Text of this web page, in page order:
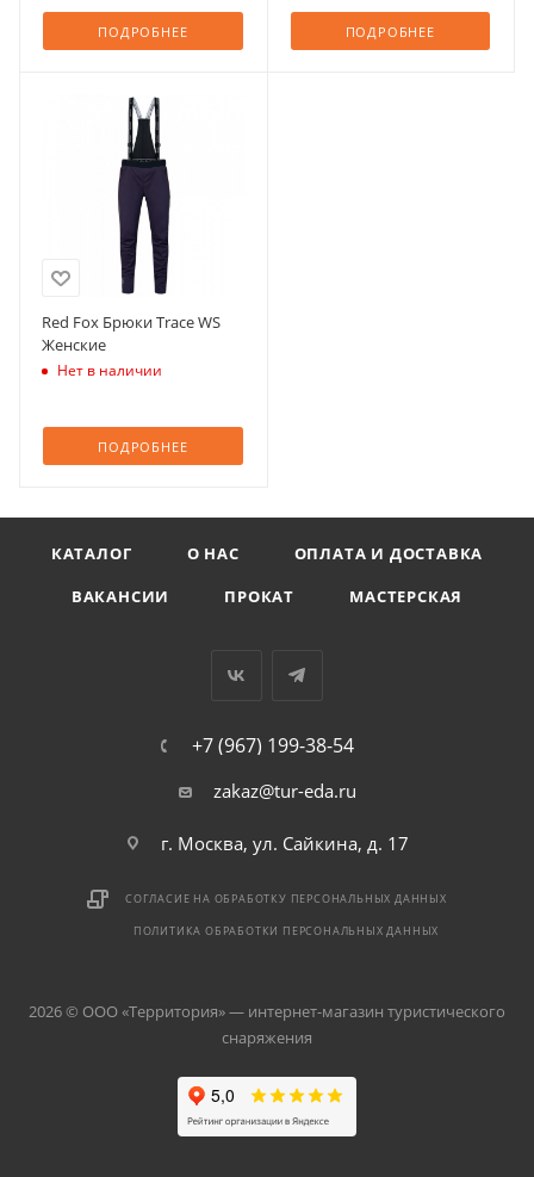
ПОДРОБНЕЕ ПОДРОБНЕЕ
Red Fox Брюки Trace WS
Женские
Нет в наличии
ПОДРОБНЕЕ
КАТАЛОГ О НАС
ОПЛАТА И ДОСТАВКА
ВАКАНСИИ
ПРОКАТ МАСТЕРСКАЯ
+7 (967) 199-38-54
zakaz@tur-eda.ru
г. Москва, ул. Сайкина, д. 17
СОГЛАСИЕ НА ОБРАБОТКУ ПЕРСОНАЛЬНЫХ ДАННЫХ
ПОЛИТИКА ОБРАБОТКИ ПЕРСОНАЛЬНЫХ ДАННЫХ
2026 © ООО «Территория» — интернет-магазин туристического
снаряжения